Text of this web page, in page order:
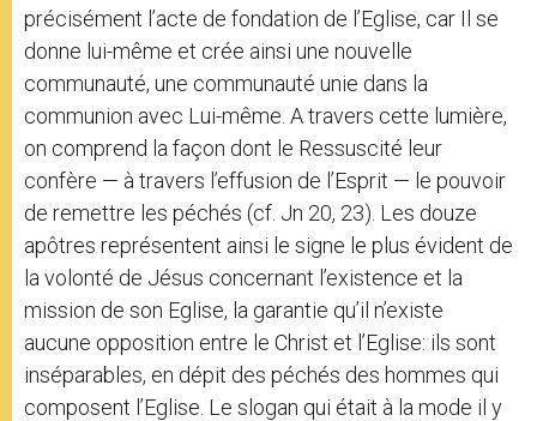
précisément l’acte de fondation de l’Eglise, car Il se
donne lui-même et crée ainsi une nouvelle
communauté, une communauté unie dans la
communion avec Lui-même. A travers cette lumière,
on comprend la façon dont le Ressuscité leur
confère — à travers l’effusion de l’Esprit — le pouvoir
de remettre les péchés (cf. Jn 20, 23). Les douze
apôtres représentent ainsi le signe le plus évident de
la volonté de Jésus concernant l’existence et la
mission de son Eglise, la garantie qu’il n’existe
aucune opposition entre le Christ et l’Eglise: ils sont
inséparables, en dépit des péchés des hommes qui
composent l’Eglise. Le slogan qui était à la mode il y